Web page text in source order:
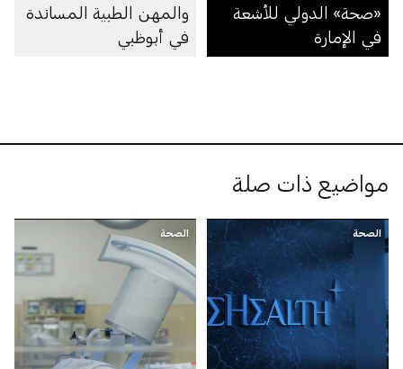
«صحة» الدولي للأشعة
في الإمارة
والمهن الطبية المساندة
في أبوظبي
مواضيع ذات صلة
الصحة الصحة